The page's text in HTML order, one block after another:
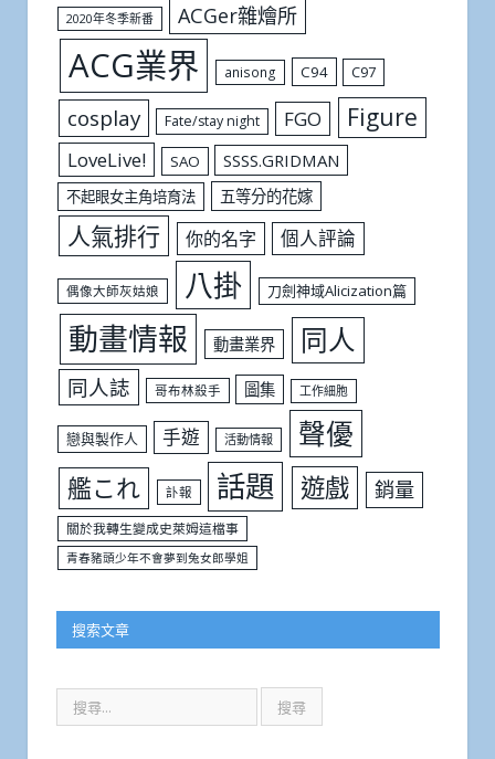
2020年冬季新番 ACGer雜燴所
ACG業界 anisong C94 C97
cosplay Fate/stay night FGO Figure
LoveLive! SAO SSSS.GRIDMAN
不起眼女主角培育法 五等分的花嫁
人氣排行 你的名字 個人評論
偶像大師灰姑娘 八掛 刀劍神域Alicization篇
動畫情報 動畫業界 同人
同人誌 哥布林殺手 圖集 工作細胞
戀與製作人 手遊 活動情報 聲優
艦これ 訃報 話題 遊戲 銷量
關於我轉生變成史萊姆這檔事
青春豬頭少年不會夢到兔女郎學姐
搜索文章